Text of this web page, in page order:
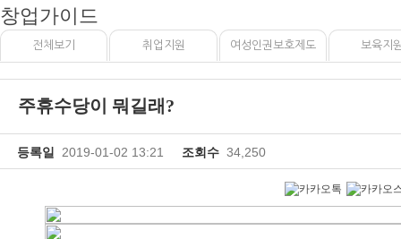
창업가이드
전체보기 취업지원 여성인권보호제도 보육지
주휴수당이 뭐길래?
등록일 2019-01-02 13:21 조회수 34,250